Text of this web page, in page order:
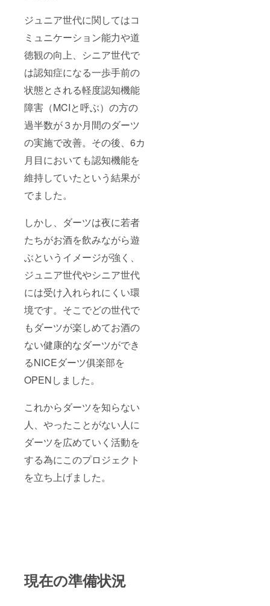
ジュニア世代に関してはコ
ミュニケーション能力や道
徳観の向上、シニア世代で
は認知症になる一歩手前の
状態とされる軽度認知機能
障害（MCIと呼ぶ）の方の
過半数が３か月間のダーツ
の実施で改善。その後、6カ
月目においても認知機能を
維持していたという結果が
でました。
しかし、ダーツは夜に若者
たちがお酒を飲みながら遊
ぶというイメージが強く、
ジュニア世代やシニア世代
には受け入れられにくい環
境です。そこでどの世代で
もダーツが楽しめてお酒の
ない健康的なダーツができ
るNICEダーツ俱楽部を
OPENしました。
これからダーツを知らない
人、やったことがない人に
ダーツを広めていく活動を
する為にこのプロジェクト
を立ち上げました。
現在の準備状況